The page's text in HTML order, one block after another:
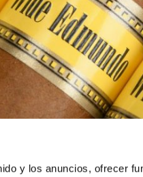
y los anuncios, ofrecer